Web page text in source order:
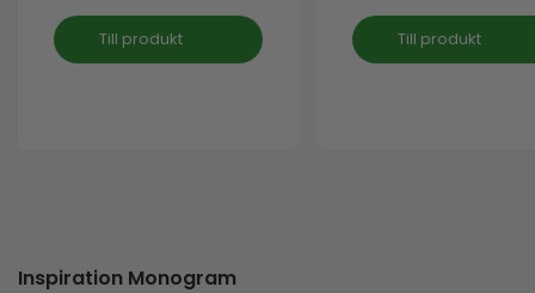
Till produkt Till produkt
Inspiration Monogram